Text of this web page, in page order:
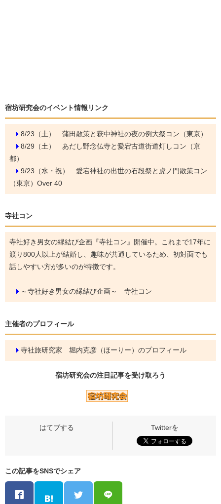
宿坊研究会のイベント情報リンク
8/23（土） 蒲田散策と萩中神社の夜の例大祭コン（東京）
8/29（土） あだし野念仏寺と愛宕古道街道灯しコン（京
都）
9/23（水・祝） 愛宕神社の出世の石段祭と虎ノ門散策コン
（東京）Over 40
寺社コン
寺社好き男女の縁結び企画『寺社コン』開催中。これまで17年に
渡り800人以上が結婚し、趣味が共通しているため、初対面でも
話しやすい方が多いのが特徴です。
～寺社好き男女の縁結び企画～ 寺社コン
主催者のプロフィール
寺社旅研究家 堀内克彦（ほーりー）のプロフィール
宿坊研究会の注目記事を受け取ろう
この記事をSNSでシェア